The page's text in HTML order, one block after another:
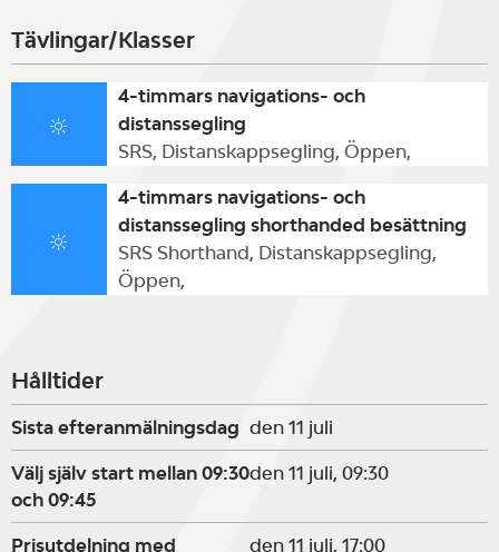
Tävlingar/Klasser
4-timmars navigations- och
distanssegling
SRS, Distanskappsegling, Öppen,
4-timmars navigations- och
distanssegling shorthanded besättning
SRS Shorthand, Distanskappsegling,
Öppen,
Hålltider
Sista efteranmälningsdag den 11 juli
Välj själv start mellan 09:30
och 09:45
den 11 juli, 09:30
Prisutdelning med
den 11 juli, 17:00